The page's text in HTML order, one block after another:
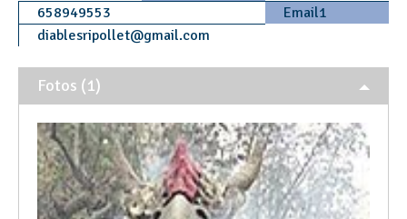
658949553
Email1
diablesripollet@gmail.com
Fotos (1)